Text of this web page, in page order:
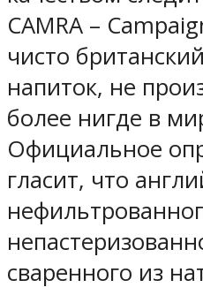
CAMRA –
чисто
напиток, не
более нигде в
Официальное
гласит, что
сваренного из